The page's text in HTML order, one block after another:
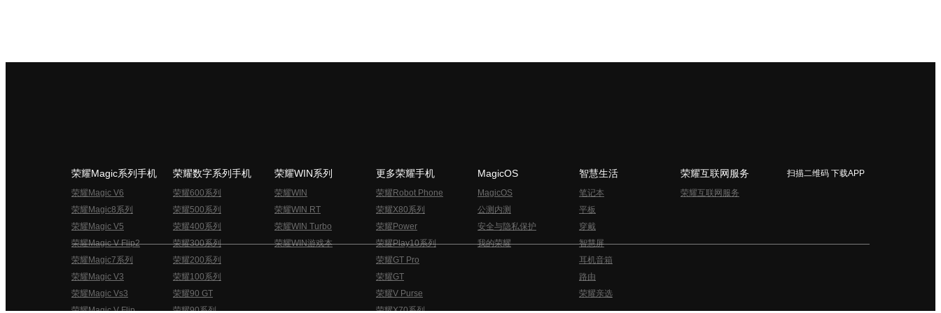
荣耀Magic系列手机
荣耀Magic V6
荣耀Magic8系列
荣耀Magic V5
荣耀Magic V Flip2
荣耀Magic7系列
荣耀Magic V3
荣耀Magic Vs3
荣耀Magic V Flip
荣耀数字系列手机
荣耀600系列
荣耀500系列
荣耀400系列
荣耀300系列
荣耀200系列
荣耀100系列
荣耀90 GT
荣耀90系列
荣耀WIN系列
荣耀WIN
荣耀WIN RT
荣耀WIN Turbo
荣耀WIN游戏本
更多荣耀手机
荣耀Robot Phone
荣耀X80系列
荣耀Power
荣耀Play10系列
荣耀GT Pro
荣耀GT
荣耀V Purse
荣耀X70系列
MagicOS
MagicOS
公测内测
安全与隐私保护
我的荣耀
智慧生活
笔记本
平板
穿戴
智慧屏
耳机音箱
路由
荣耀亲选
荣耀互联网服务
荣耀互联网服务
扫描二维码 下载APP